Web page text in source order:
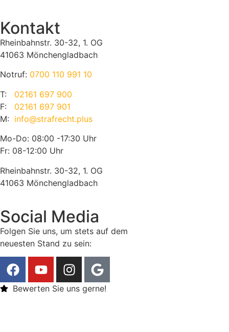
Kontakt
Rheinbahnstr. 30-32, 1. OG
41063 Mönchengladbach
Notruf: 0700 110 991 10
T: 02161 697 900
F: 02161 697 901
M: info@strafrecht.plus
Mo-Do: 08:00 -17:30 Uhr
Fr: 08-12:00 Uhr
Rheinbahnstr. 30-32, 1. OG
41063 Mönchengladbach
Social Media
Folgen Sie uns, um stets auf dem
neuesten Stand zu sein:
Bewerten Sie uns gerne!